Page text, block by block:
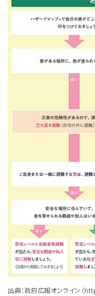
出典：政府広報オンライン